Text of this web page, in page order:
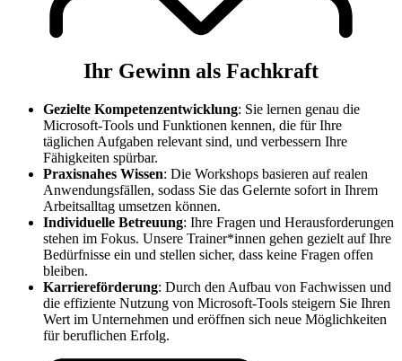
Ihr Gewinn als Fachkraft
Gezielte Kompetenzentwicklung: Sie lernen genau die
Microsoft-Tools und Funktionen kennen, die für Ihre
täglichen Aufgaben relevant sind, und verbessern Ihre
Fähigkeiten spürbar.
Praxisnahes Wissen: Die Workshops basieren auf realen
Anwendungsfällen, sodass Sie das Gelernte sofort in Ihrem
Arbeitsalltag umsetzen können.
Individuelle Betreuung: Ihre Fragen und Herausforderungen
stehen im Fokus. Unsere Trainer*innen gehen gezielt auf Ihre
Bedürfnisse ein und stellen sicher, dass keine Fragen offen
bleiben.
Karriereförderung: Durch den Aufbau von Fachwissen und
die effiziente Nutzung von Microsoft-Tools steigern Sie Ihren
Wert im Unternehmen und eröffnen sich neue Möglichkeiten
für beruflichen Erfolg.